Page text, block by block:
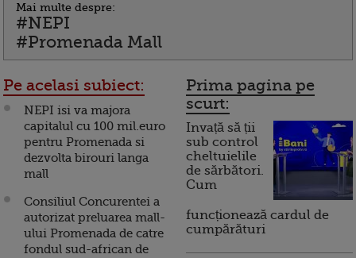
Mai multe despre:
#NEPI
#Promenada Mall
Pe acelasi subiect:
NEPI isi va majora
capitalul cu 100 mil.euro
pentru Promenada si
dezvolta birouri langa
mall
Consiliul Concurentei a
autorizat preluarea mall-
ului Promenada de catre
fondul sud-african de
Prima pagina pe
scurt:
Invață să ții
sub control
cheltuielile
de sărbători.
Cum
funcționează cardul de
cumpărături